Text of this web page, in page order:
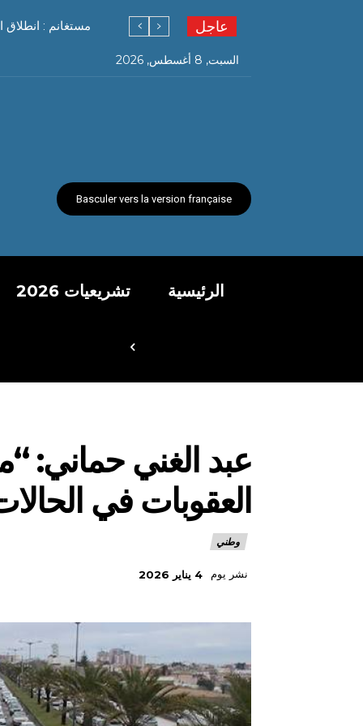
عاجل مستغانم : انطلاق
السبت, 8 أغسطس, 2026
Basculer vers la version française
الرئيسية تشريعيات 2026
عبد الغني حماني:
العقوبات في
وطني
نشر يوم 4 يناير 2026